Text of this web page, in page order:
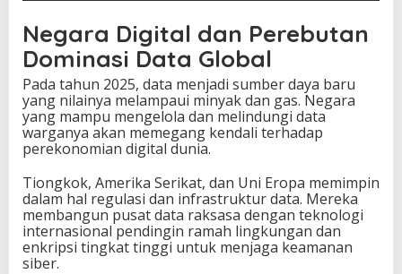
Negara Digital dan Perebutan
Dominasi Data Global
Pada tahun 2025, data menjadi sumber daya baru
yang nilainya melampaui minyak dan gas. Negara
yang mampu mengelola dan melindungi data
warganya akan memegang kendali terhadap
perekonomian digital dunia.
Tiongkok, Amerika Serikat, dan Uni Eropa memimpin
dalam hal regulasi dan infrastruktur data. Mereka
membangun pusat data raksasa dengan teknologi
internasional pendingin ramah lingkungan dan
enkripsi tingkat tinggi untuk menjaga keamanan
siber.